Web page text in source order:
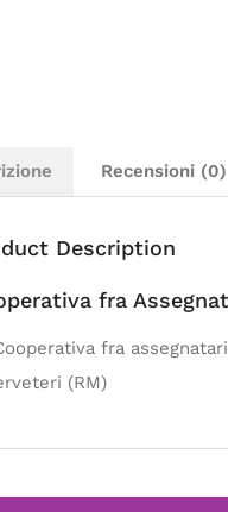
Recensioni (0)
Description
fra
fra
(RM)